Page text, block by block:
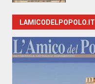
LAMICODELPOPOLO.IT